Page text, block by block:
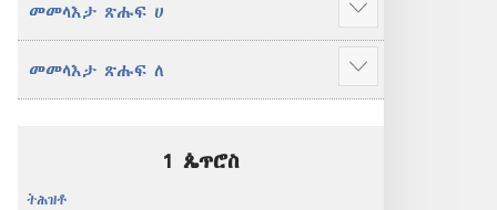
መመላእታ ጽሑፍ ሀ
more
መመላእታ ጽሑፍ ለ
more
1 ጴጥሮስ
ትሕዝቶ